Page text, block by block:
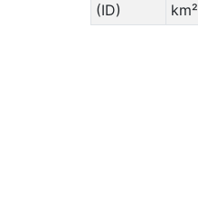
(ID)
km²